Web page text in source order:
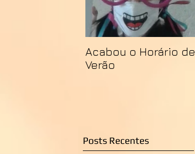
Acabou o Horário de
Verão
Posts Recentes